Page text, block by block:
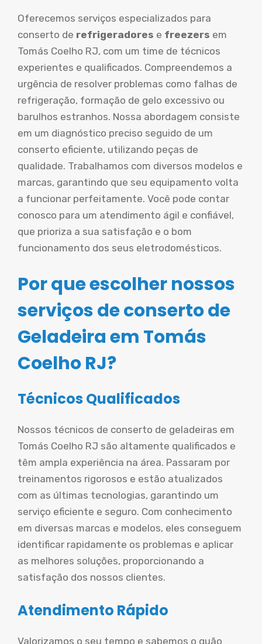
Oferecemos serviços especializados para
conserto de refrigeradores e freezers em
Tomás Coelho RJ, com um time de técnicos
experientes e qualificados. Compreendemos a
urgência de resolver problemas como falhas de
refrigeração, formação de gelo excessivo ou
barulhos estranhos. Nossa abordagem consiste
em um diagnóstico preciso seguido de um
conserto eficiente, utilizando peças de
qualidade. Trabalhamos com diversos modelos e
marcas, garantindo que seu equipamento volta
a funcionar perfeitamente. Você pode contar
conosco para um atendimento ágil e confiável,
que prioriza a sua satisfação e o bom
funcionamento dos seus eletrodomésticos.
Por que escolher nossos
serviços de conserto de
Geladeira em Tomás
Coelho RJ?
Técnicos Qualificados
Nossos técnicos de conserto de geladeiras em
Tomás Coelho RJ são altamente qualificados e
têm ampla experiência na área. Passaram por
treinamentos rigorosos e estão atualizados
com as últimas tecnologias, garantindo um
serviço eficiente e seguro. Com conhecimento
em diversas marcas e modelos, eles conseguem
identificar rapidamente os problemas e aplicar
as melhores soluções, proporcionando a
satisfação dos nossos clientes.
Atendimento Rápido
Valorizamos o seu tempo e sabemos o quão